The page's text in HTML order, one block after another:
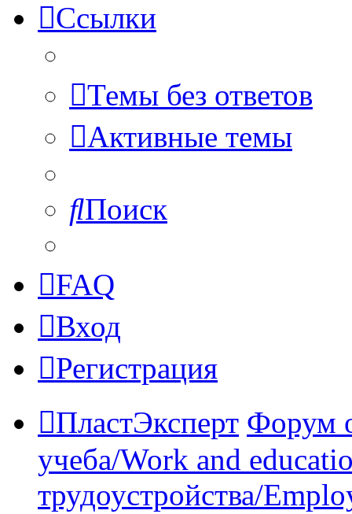
Ссылки
Темы без ответов
Активные темы
Поиск
FAQ
Вход
Регистрация
ПластЭксперт Форум
учеба/Work and
трудоустройства/